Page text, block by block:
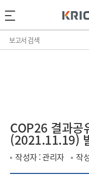
COP26 결과공
(2021.11.19)
작성자 : 관리자 작